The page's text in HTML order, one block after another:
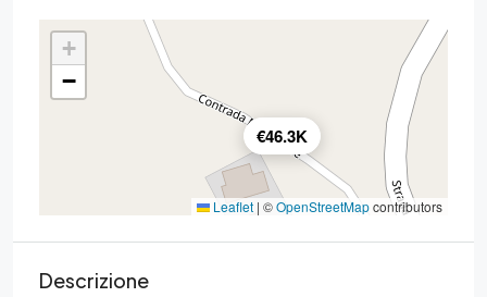
€46.3K
+
−
Leaflet | ©OpenStreetMapcontributors
Descrizione